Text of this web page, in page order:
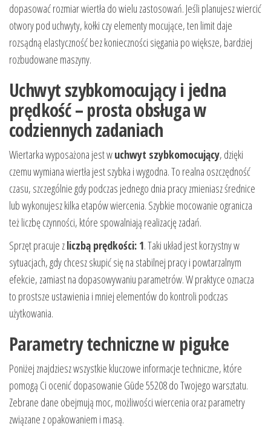
dopasować rozmiar wiertła do wielu zastosowań. Jeśli planujesz wiercić
otwory pod uchwyty, kołki czy elementy mocujące, ten limit daje
rozsądną elastyczność bez konieczności sięgania po większe, bardziej
rozbudowane maszyny.
Uchwyt szybkomocujący i jedna
prędkość – prosta obsługa w
codziennych zadaniach
Wiertarka wyposażona jest wuchwyt szybkomocujący, dzięki
czemu wymiana wiertła jest szybka i wygodna. To realna oszczędność
czasu, szczególnie gdy podczas jednego dnia pracy zmieniasz średnice
lub wykonujesz kilka etapów wiercenia. Szybkie mocowanie ogranicza
też liczbę czynności, które spowalniają realizację zadań.
Sprzęt pracuje zliczbą prędkości: 1. Taki układ jest korzystny w
sytuacjach, gdy chcesz skupić się na stabilnej pracy i powtarzalnym
efekcie, zamiast na dopasowywaniu parametrów. W praktyce oznacza
to prostsze ustawienia i mniej elementów do kontroli podczas
użytkowania.
Parametry techniczne w pigułce
Poniżej znajdziesz wszystkie kluczowe informacje techniczne, które
pomogą Ci ocenić dopasowanie Güde 55208 do Twojego warsztatu.
Zebrane dane obejmują moc, możliwości wiercenia oraz parametry
związane z opakowaniem i masą.